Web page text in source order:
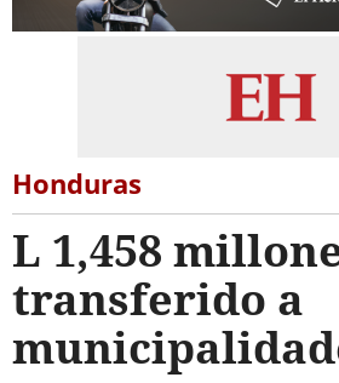
Honduras
L 1,458
transferido a